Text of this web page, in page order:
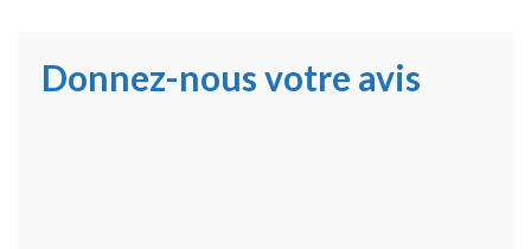
Donnez-nous votre avis